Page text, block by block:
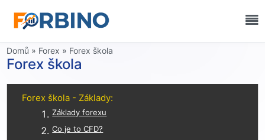
Domů » Forex » Forex škola
Forex škola
Forex škola - Základy:
Základy forexu
Co je to CFD?